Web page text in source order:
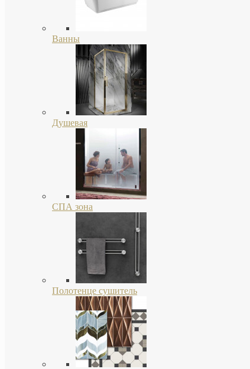
Ванны
Душевая
СПА зона
Полотенце сушитель